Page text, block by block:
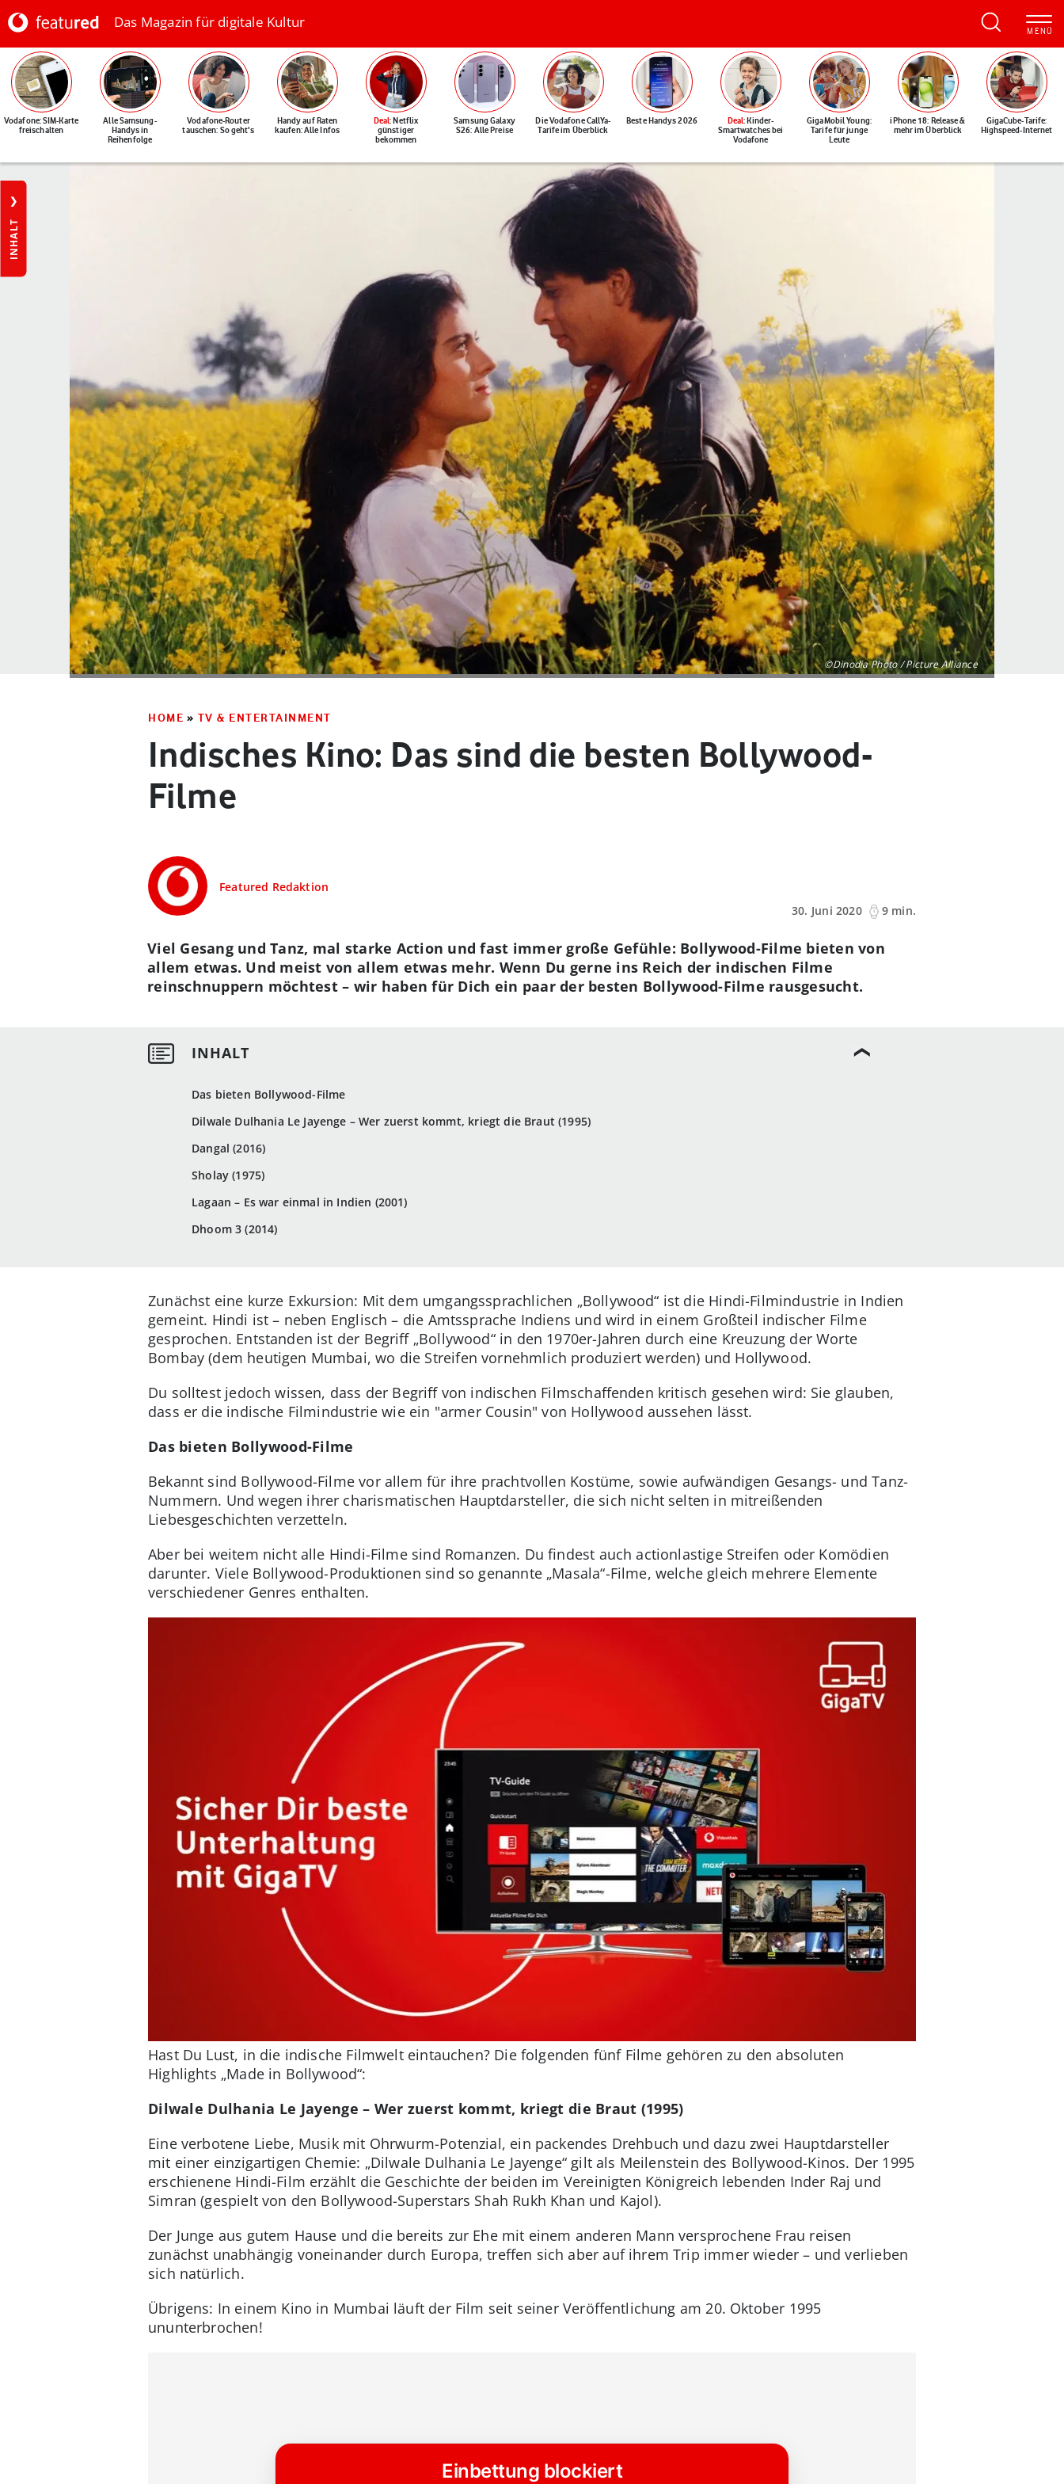
Das Magazin für digitale Kultur
Vodafone: SIM-Karte
freischalten
Alle Samsung-
Handys in
Reihenfolge
Vodafone-Router
tauschen: So geht's
Handy auf Raten
kaufen: Alle Infos
Deal: Netflix
günstiger
bekommen
Samsung Galaxy
S26: Alle Preise
Die Vodafone CallYa-
Tarife im Überblick
Beste Handys 2026 Deal: Kinder-
Smartwatches bei
Vodafone
GigaMobil Young:
Tarife für junge
Leute
iPhone 18: Release &
mehr im Überblick
GigaCube-Tarife:
Highspeed-Internet
INHALT
©Dinodia Photo / Picture Alliance
HOME » TV & ENTERTAINMENT
Indisches Kino: Das sind die besten Bollywood-
Filme
Featured Redaktion
30. Juni 2020
9 min.
Das bieten Bollywood-Filme
Dilwale Dulhania Le Jayenge – Wer zuerst kommt, kriegt die Braut (1995)
Dangal (2016)
Sholay (1975)
Lagaan – Es war einmal in Indien (2001)
Dhoom 3 (2014)
Viel Gesang und Tanz, mal starke Action und fast immer große Gefühle: Bollywood-Filme bieten von
allem etwas. Und meist von allem etwas mehr. Wenn Du gerne ins Reich der indischen Filme
reinschnuppern möchtest – wir haben für Dich ein paar der besten Bollywood-Filme rausgesucht.
Zunächst eine kurze Exkursion: Mit dem umgangssprachlichen „Bollywood“ ist die Hindi-Filmindustrie in Indien
gemeint. Hindi ist – neben Englisch – die Amtssprache Indiens und wird in einem Großteil indischer Filme
gesprochen. Entstanden ist der Begriff „Bollywood“ in den 1970er-Jahren durch eine Kreuzung der Worte
Bombay (dem heutigen Mumbai, wo die Streifen vornehmlich produziert werden) und Hollywood.
Du solltest jedoch wissen, dass der Begriff von indischen Filmschaffenden kritisch gesehen wird: Sie glauben,
dass er die indische Filmindustrie wie ein "armer Cousin" von Hollywood aussehen lässt.
Das bieten Bollywood-Filme
Bekannt sind Bollywood-Filme vor allem für ihre prachtvollen Kostüme, sowie aufwändigen Gesangs- und Tanz-
Nummern. Und wegen ihrer charismatischen Hauptdarsteller, die sich nicht selten in mitreißenden
Liebesgeschichten verzetteln.
Aber bei weitem nicht alle Hindi-Filme sind Romanzen. Du findest auch actionlastige Streifen oder Komödien
darunter. Viele Bollywood-Produktionen sind so genannte „Masala“-Filme, welche gleich mehrere Elemente
verschiedener Genres enthalten.
Hast Du Lust, in die indische Filmwelt eintauchen? Die folgenden fünf Filme gehören zu den absoluten
Highlights „Made in Bollywood“:
Dilwale Dulhania Le Jayenge – Wer zuerst kommt, kriegt die Braut (1995)
Eine verbotene Liebe, Musik mit Ohrwurm-Potenzial, ein packendes Drehbuch und dazu zwei Hauptdarsteller
mit einer einzigartigen Chemie: „Dilwale Dulhania Le Jayenge“ gilt als Meilenstein des Bollywood-Kinos. Der 1995
erschienene Hindi-Film erzählt die Geschichte der beiden im Vereinigten Königreich lebenden Inder Raj und
Simran (gespielt von den Bollywood-Superstars Shah Rukh Khan und Kajol).
Der Junge aus gutem Hause und die bereits zur Ehe mit einem anderen Mann versprochene Frau reisen
zunächst unabhängig voneinander durch Europa, treffen sich aber auf ihrem Trip immer wieder – und verlieben
sich natürlich.
Übrigens: In einem Kino in Mumbai läuft der Film seit seiner Veröffentlichung am 20. Oktober 1995
ununterbrochen!